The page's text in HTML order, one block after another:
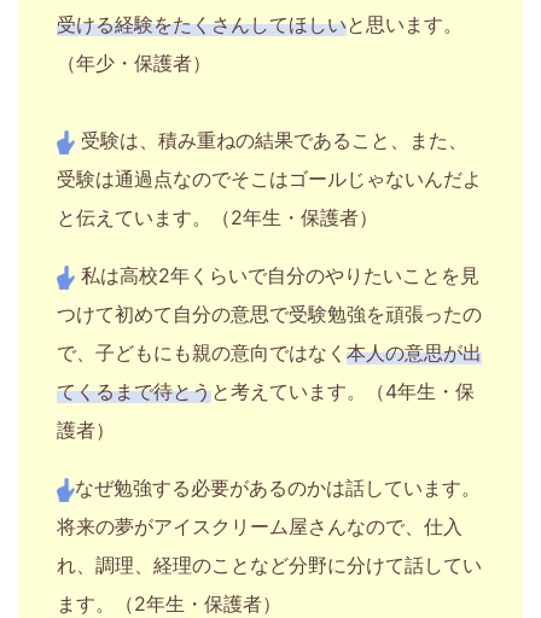
受ける経験をたくさんしてほしいと思います。
（年少・保護者）
受験は、積み重ねの結果であること、また、
受験は通過点なのでそこはゴールじゃないんだよ
と伝えています。（2年生・保護者）
私は高校2年くらいで自分のやりたいことを見
つけて初めて自分の意思で受験勉強を頑張ったの
で、子どもにも親の意向ではなく 本人の意思が出
てくるまで待とうと考えています。（4年生・保
護者）
なぜ勉強する必要があるのかは話しています。
将来の夢がアイスクリーム屋さんなので、仕入
れ、調理、経理のことなど分野に分けて話してい
ます。（2年生・保護者）